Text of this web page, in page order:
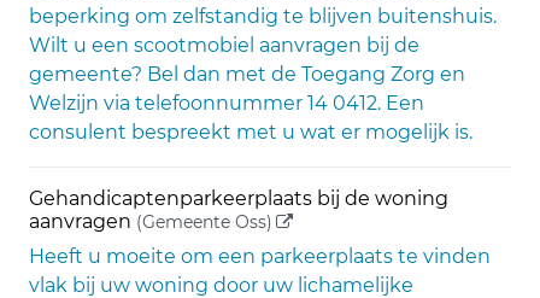
beperking om zelfstandig te blijven buitenshuis.
Wilt u een scootmobiel aanvragen bij de
gemeente? Bel dan met de Toegang Zorg en
Welzijn via telefoonnummer 14 0412. Een
consulent bespreekt met u wat er mogelijk is.
Gehandicaptenparkeerplaats bij de woning
aanvragen (Gemeente Oss) (externe link)
Heeft u moeite om een parkeerplaats te vinden
vlak bij uw woning door uw lichamelijke